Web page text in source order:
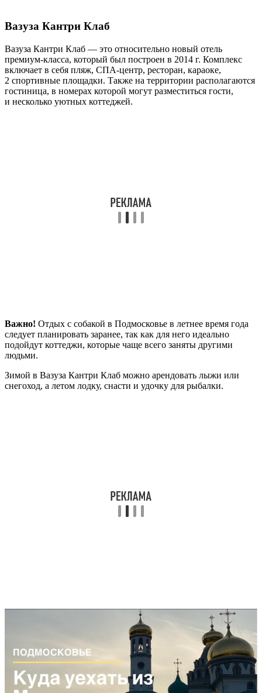
Вазуза Кантри Клаб
Вазуза Кантри Клаб — это относительно новый отель
премиум-класса, который был построен в 2014 г. Комплекс
включает в себя пляж, СПА-центр, ресторан, караоке,
2 спортивные площадки. Также на территории располагаются
гостиница, в номерах которой могут разместиться гости,
и несколько уютных коттеджей.
Важно! Отдых с собакой в Подмосковье в летнее время года
следует планировать заранее, так как для него идеально
подойдут коттеджи, которые чаще всего заняты другими
людьми.
Зимой в Вазуза Кантри Клаб можно арендовать лыжи или
снегоход, а летом лодку, снасти и удочку для рыбалки.